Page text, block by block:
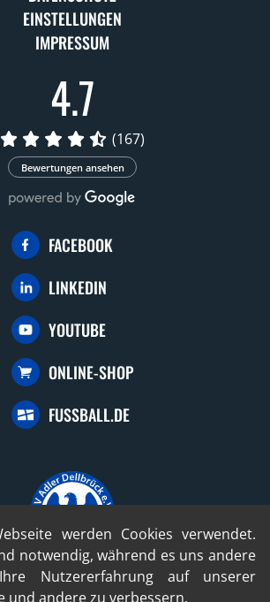
EINSTELLUNGEN
IMPRESSUM
4.7
(167)
Bewertungen ansehen
FACEBOOK
LINKEDIN
YOUTUBE
ONLINE-SHOP
FUSSBALL.DE
SV Adler Dellbrück 1922 e.V.
werden Cookies verwendet.
notwendig, während es uns andere
Nutzererfahrung auf unserer
und andere zu verbessern.